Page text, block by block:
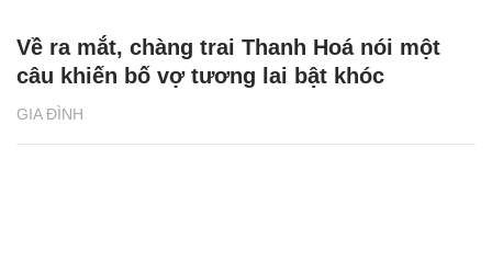
GIA ĐÌNH
Về ra mắt, chàng trai Thanh Hoá nói một
câu khiến bố vợ tương lai bật khóc